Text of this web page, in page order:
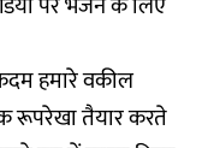
हमारे वकील
रूपरेखा तैयार करते